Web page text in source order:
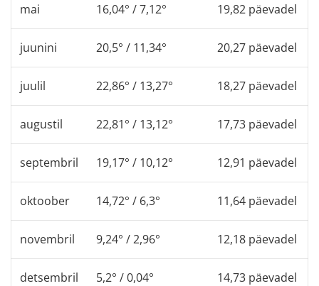
mai 16,04° / 7,12° 19,82 päevadel
juunini 20,5° / 11,34° 20,27 päevadel
juulil 22,86° / 13,27° 18,27 päevadel
augustil 22,81° / 13,12° 17,73 päevadel
septembril 19,17° / 10,12° 12,91 päevadel
oktoober 14,72° / 6,3° 11,64 päevadel
novembril 9,24° / 2,96° 12,18 päevadel
detsembril 5,2° / 0,04° 14,73 päevadel